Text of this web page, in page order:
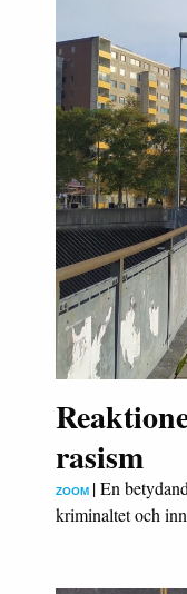
rasism
ZOOM |En
kriminaltet och